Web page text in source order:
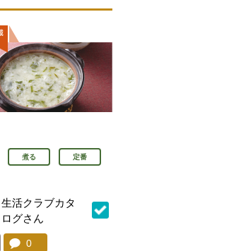
煮る 定番
生活クラブカタ
ログさん
入り登録：
コメント：
0件。コメントを見る。